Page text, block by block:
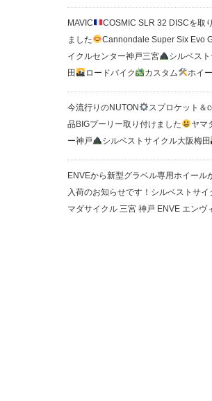
MAVIC
COSMIC SLR 32 DISCを取
ました
Cannondale Super Six Evo
イクルセンター神戸三宮
シルベス
田
ロードバイク カスタム ホイ
今流行りのNUTON
スプロケット＆
品BIGプーリー取り付けました
ヤマ
ー神戸
シルベストサイクル大阪梅田
ENVEから新型グラベル専用ホイール
入荷のお知らせです！シルベストサイ
マダサイクル 三宮 神戸 ENVE エンヴ